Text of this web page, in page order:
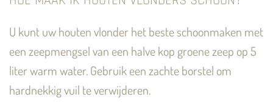
U kunt uw houten vlonder het beste schoonmaken met
een zeepmengsel van een halve kop groene zeep op 5
liter warm water. Gebruik een zachte borstel om
hardnekkig vuil te verwijderen.